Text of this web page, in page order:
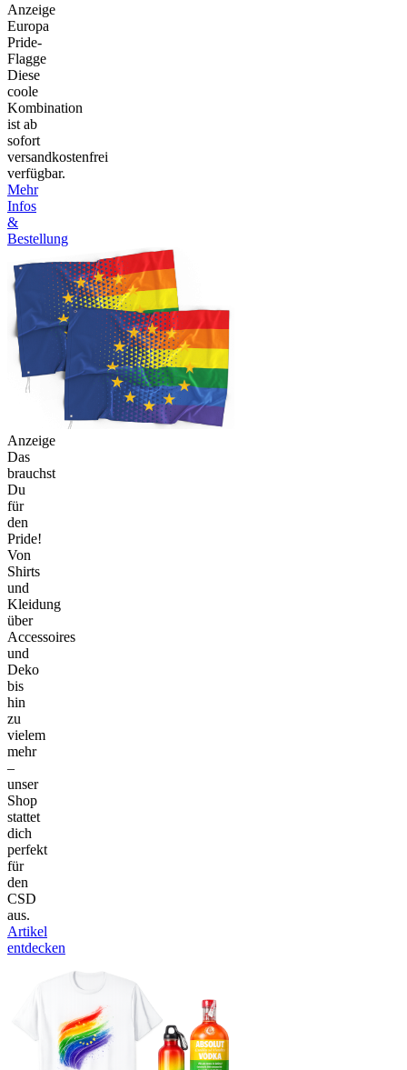
Anzeige
Europa
Pride-
Flagge
Diese
coole
Kombination
ist ab
sofort
versandkostenfrei
verfügbar.
Mehr
Infos
&
Bestellung
Anzeige
Das
brauchst
Du
für
den
Pride!
Von
Shirts
und
Kleidung
über
Accessoires
und
Deko
bis
hin
zu
vielem
mehr
–
unser
Shop
stattet
dich
perfekt
für
den
CSD
aus.
Artikel
entdecken